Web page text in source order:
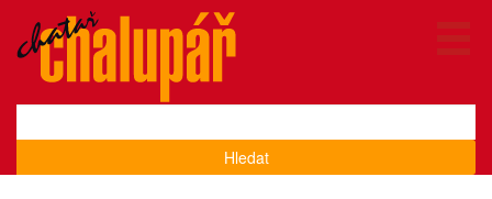
Hledat